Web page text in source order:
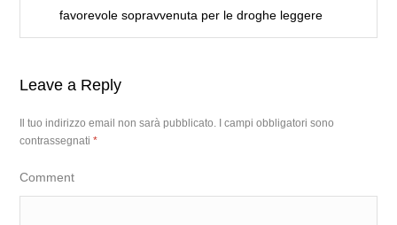
favorevole sopravvenuta per le droghe leggere
Leave a Reply
Il tuo indirizzo email non sarà pubblicato.
I campi obbligatori sono
contrassegnati*
Comment